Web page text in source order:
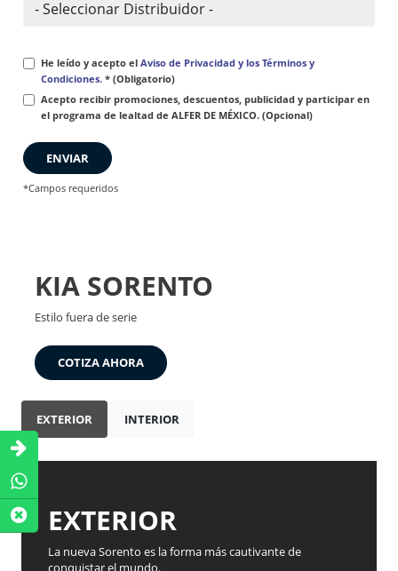
He leído y acepto el Aviso de Privacidad y los Términos y
Condiciones. * (Obligatorio)
Acepto recibir promociones, descuentos, publicidad y participar en
el programa de lealtad de ALFER DE MÉXICO. (Opcional)
ENVIAR
*Campos requeridos
KIA SORENTO
Estilo fuera de serie
COTIZA AHORA
EXTERIOR INTERIOR
EXTERIOR
La nueva Sorento es la forma más cautivante de